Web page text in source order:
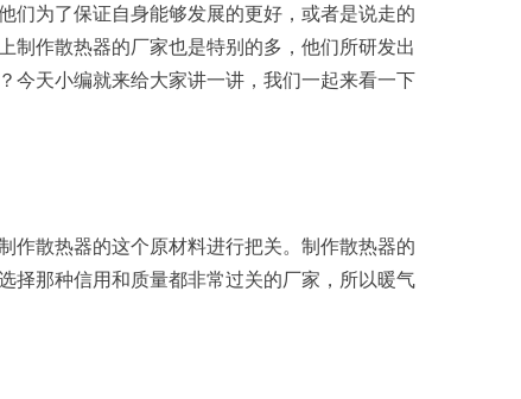
们为了保证自身能够发展的更好，或者是说走的
制作散热器的厂家也是特别的多，他们所研发出
今天小编就来给大家讲一讲，我们一起来看一下
作散热器的这个原材料进行把关。制作散热器的
择那种信用和质量都非常过关的厂家，所以暖气